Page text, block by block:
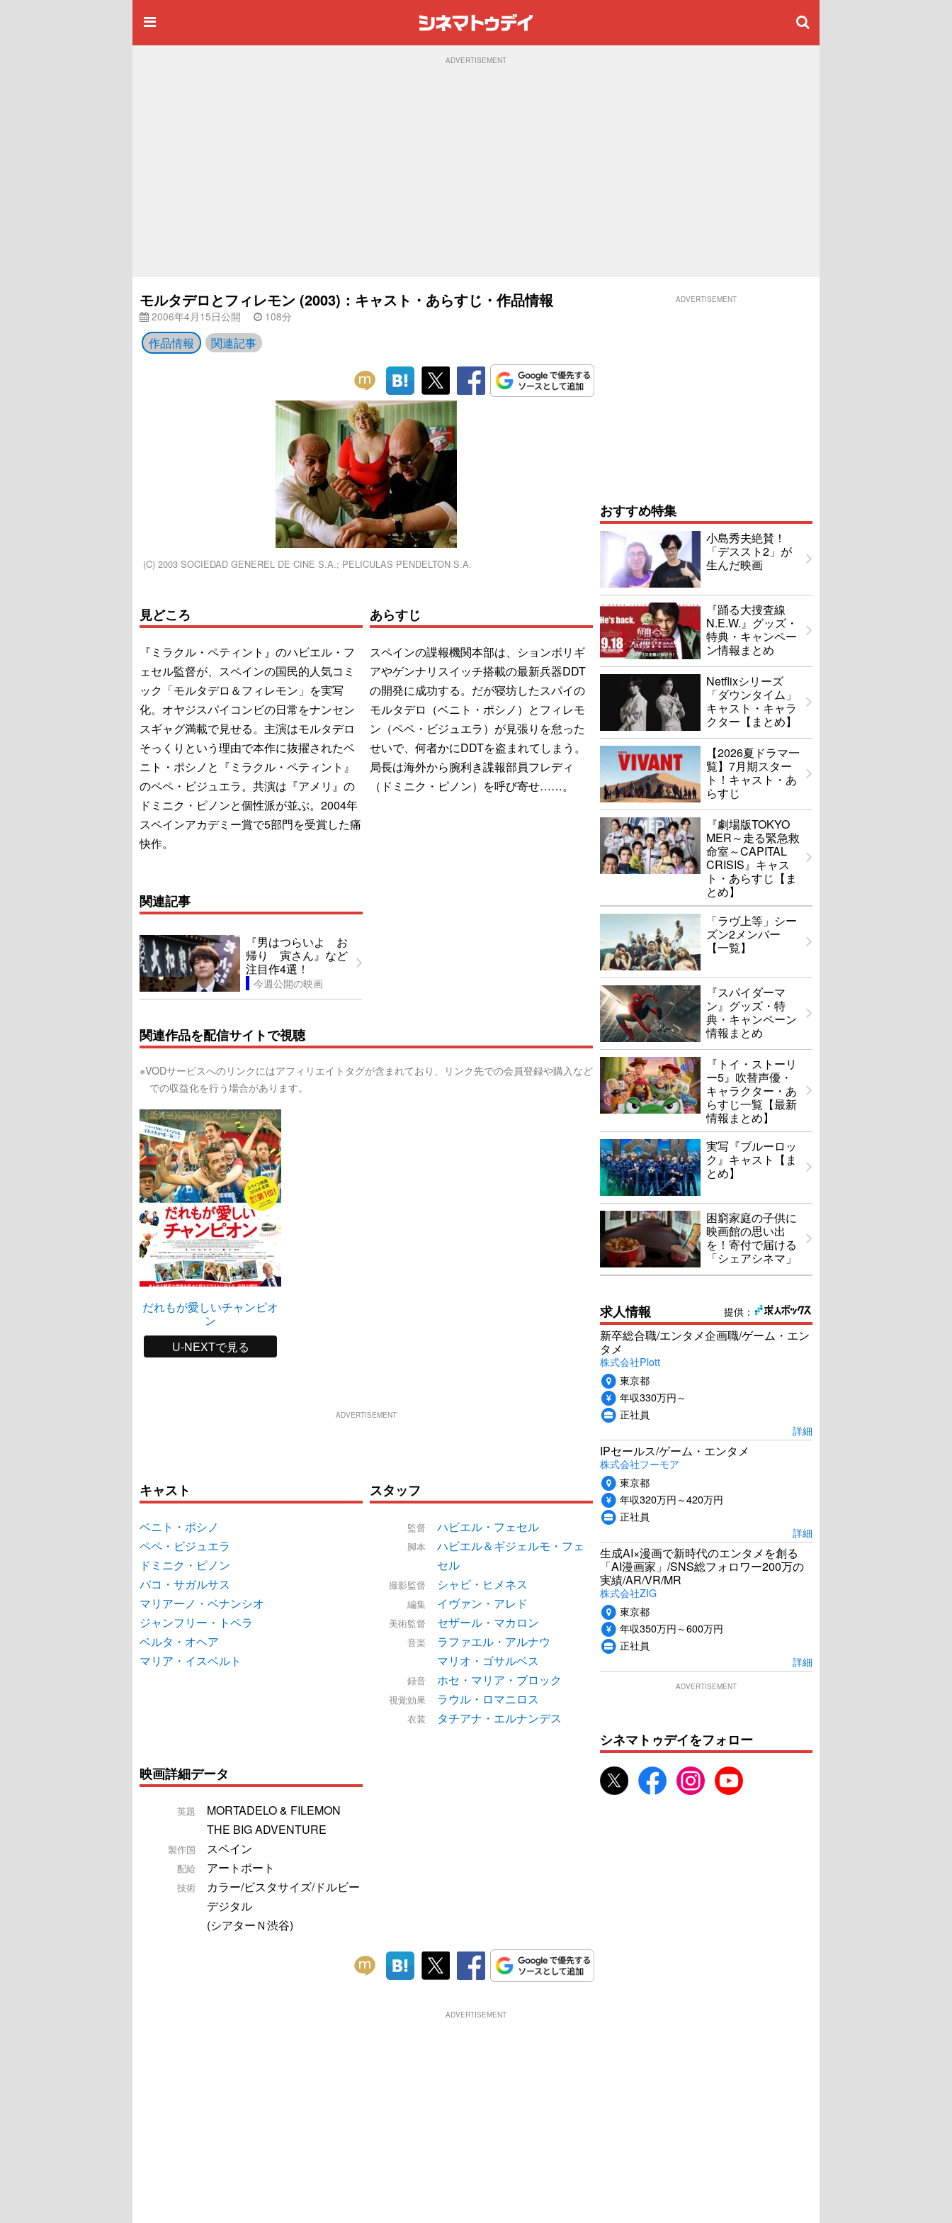
ADVERTISEMENT
モルタデロとフィレモン (2003)：キャスト・あらすじ・作品情報
2006年4月15日公開 108分
作品情報 関連記事
(C) 2003 SOCIEDAD GENEREL DE CINE S.A.; PELICULAS PENDELTON S.A.
見どころ
『ミラクル・ペティント』のハビエル・フ
ェセル監督が、スペインの国民的人気コミ
ック「モルタデロ＆フィレモン」を実写
化。オヤジスパイコンビの日常をナンセン
スギャグ満載で見せる。主演はモルタデロ
そっくりという理由で本作に抜擢されたベ
ニト・ポシノと『ミラクル・ペティント』
のペペ・ビジュエラ。共演は『アメリ』の
ドミニク・ピノンと個性派が並ぶ。2004年
スペインアカデミー賞で5部門を受賞した痛
快作。
あらすじ
スペインの諜報機関本部は、ションボリギ
アやゲンナリスイッチ搭載の最新兵器DDT
の開発に成功する。だが寝坊したスパイの
モルタデロ（ベニト・ポシノ）とフィレモ
ン（ペペ・ビジュエラ）が見張りを怠った
せいで、何者かにDDTを盗まれてしまう。
局長は海外から腕利き諜報部員フレディ
（ドミニク・ピノン）を呼び寄せ……。
関連記事
『男はつらいよ お
帰り 寅さん』など
注目作4選！
今週公開の映画
関連作品を配信サイトで視聴
※VODサービスへのリンクにはアフィリエイトタグが含まれており、リンク先での会員登録や購入など
での収益化を行う場合があります。
だれもが愛しいチャンピオ
ン
U-NEXTで見る
ADVERTISEMENT
キャスト
ベニト・ポシノ
ペペ・ビジュエラ
ドミニク・ピノン
パコ・サガルサス
マリアーノ・ベナンシオ
ジャンフリー・トペラ
ベルタ・オヘア
マリア・イスベルト
スタッフ
監督 ハビエル・フェセル
脚本
ハビエル＆ギジェルモ・フェ
セル
撮影監督 シャビ・ヒメネス
編集 イヴァン・アレド
美術監督 セザール・マカロン
音楽
ラファエル・アルナウ
マリオ・ゴサルベス
録音 ホセ・マリア・ブロック
視覚効果 ラウル・ロマニロス
衣装 タチアナ・エルナンデス
映画詳細データ
英題
MORTADELO & FILEMON
THE BIG ADVENTURE
製作国 スペイン
配給 アートポート
技術
カラー/ビスタサイズ/ドルビー
デジタル
(シアターＮ渋谷)
ADVERTISEMENT
おすすめ特集
小島秀夫絶賛！
「デススト2」が
生んだ映画
『踊る大捜査線
N.E.W.』グッズ・
特典・キャンペー
ン情報まとめ
Netflixシリーズ
「ダウンタイム」
キャスト・キャラ
クター【まとめ】
【2026夏ドラマ一
覧】7月期スター
ト！キャスト・あ
らすじ
『劇場版TOKYO
MER～走る緊急救
命室～CAPITAL
CRISIS』キャス
ト・あらすじ【ま
とめ】
「ラヴ上等」シー
ズン2メンバー
【一覧】
『スパイダーマ
ン』グッズ・特
典・キャンペーン
情報まとめ
『トイ・ストーリ
ー5』吹替声優・
キャラクター・あ
らすじ一覧【最新
情報まとめ】
実写『ブルーロッ
ク』キャスト【ま
とめ】
困窮家庭の子供に
映画館の思い出
を！寄付で届ける
「シェアシネマ」
提供：
求人情報
新卒総合職/エンタメ企画職/ゲーム・エン
タメ
株式会社Plott
東京都
年収330万円～
正社員
詳細
IPセールス/ゲーム・エンタメ
株式会社フーモア
東京都
年収320万円～420万円
正社員
詳細
生成AI×漫画で新時代のエンタメを創る
「AI漫画家」/SNS総フォロワー200万の
実績/AR/VR/MR
株式会社ZIG
東京都
年収350万円～600万円
正社員
詳細
ADVERTISEMENT
シネマトゥデイをフォロー
ADVERTISEMENT